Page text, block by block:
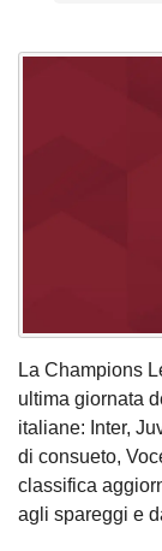
La Champions
ultima giornata
italiane: Inter,
di consueto,
classifica
agli spareggi e